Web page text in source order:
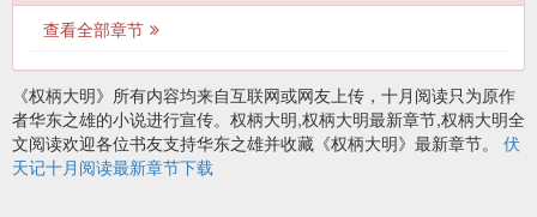
查看全部章节
《权柄大明》所有内容均来自互联网或网友上传，十月阅读只为原作
者华东之雄的小说进行宣传。权柄大明,权柄大明最新章节,权柄大明全
文阅读欢迎各位书友支持华东之雄并收藏《权柄大明》最新章节。 伏
天记十月阅读最新章节下载